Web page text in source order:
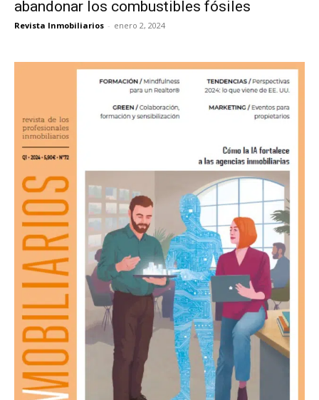
abandonar los combustibles fósiles
Revista Inmobiliarios - enero 2, 2024